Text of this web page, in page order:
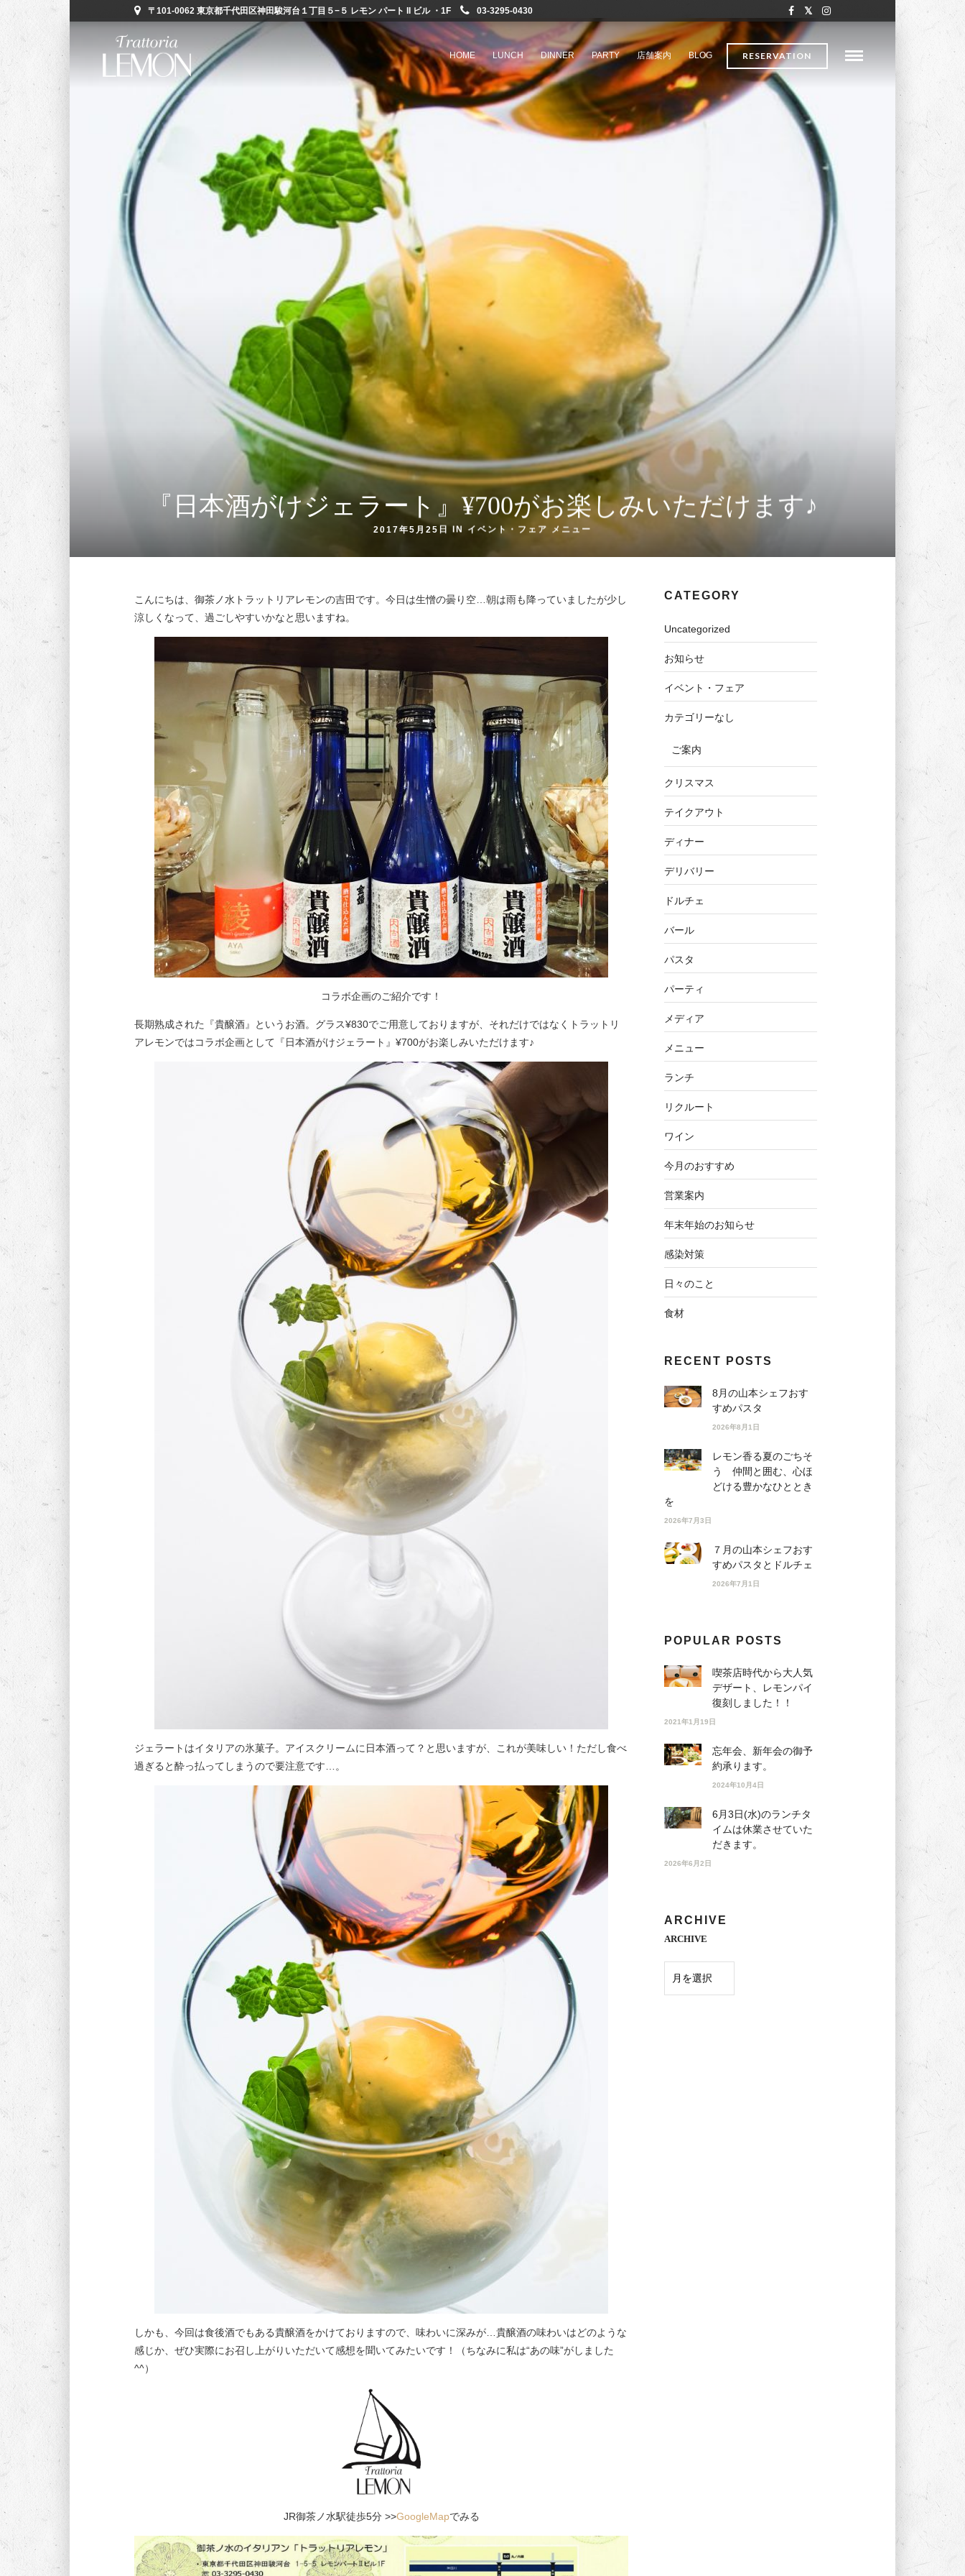
〒101-0062 東京都千代田区神田駿河台１丁目５−５ レモン パート II ビル ・1F 03-3295-0430
RESERVATION
HOME LUNCH DINNER PARTY 店舗案内 BLOG
『日本酒がけジェラート』¥700がお楽しみいただけます♪
2017年5月25日 IN イベント・フェア メニュー
こんにちは、御茶ノ水トラットリアレモンの吉田です。今日は生憎の曇り空…朝は雨も降っていましたが少し
涼しくなって、過ごしやすいかなと思いますね。
コラボ企画のご紹介です！
長期熟成された『貴醸酒』というお酒。グラス¥830でご用意しておりますが、それだけではなくトラットリ
アレモンではコラボ企画として『日本酒がけジェラート』¥700がお楽しみいただけます♪
ジェラートはイタリアの氷菓子。アイスクリームに日本酒って？と思いますが、これが美味しい！ただし食べ
過ぎると酔っ払ってしまうので要注意です…。
しかも、今回は食後酒でもある貴醸酒をかけておりますので、味わいに深みが…貴醸酒の味わいはどのような
感じか、ぜひ実際にお召し上がりいただいて感想を聞いてみたいです！（ちなみに私は“あの味”がしました
^^）
JR御茶ノ水駅徒歩5分 >>GoogleMapでみる
CATEGORY
Uncategorized
お知らせ
イベント・フェア
カテゴリーなし
ご案内
クリスマス
テイクアウト
ディナー
デリバリー
ドルチェ
バール
パスタ
パーティ
メディア
メニュー
ランチ
リクルート
ワイン
今月のおすすめ
営業案内
年末年始のお知らせ
感染対策
日々のこと
食材
RECENT POSTS
8月の山本シェフおす
すめパスタ
2026年8月1日
レモン香る夏のごちそ
う 仲間と囲む、心ほ
どける豊かなひととき
を
2026年7月3日
７月の山本シェフおす
すめパスタとドルチェ
2026年7月1日
POPULAR POSTS
喫茶店時代から大人気
デザート、レモンパイ
復刻しました！！
2021年1月19日
忘年会、新年会の御予
約承ります。
2024年10月4日
6月3日(水)のランチタ
イムは休業させていた
だきます。
2026年6月2日
ARCHIVE
ARCHIVE